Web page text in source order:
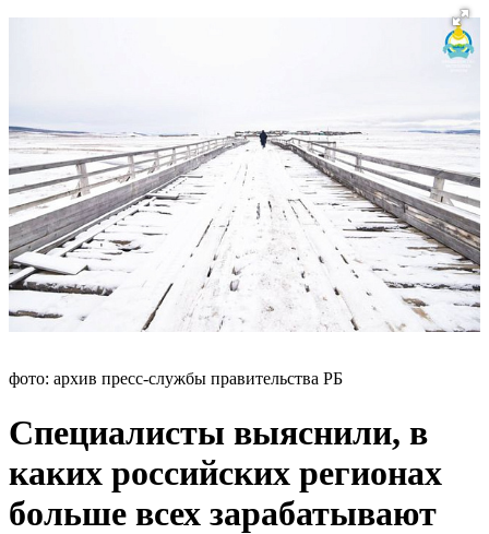
фото: архив пресс-службы правительства РБ
Специалисты выяснили, в
каких российских регионах
больше всех зарабатывают